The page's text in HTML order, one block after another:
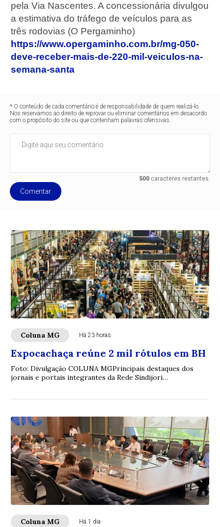
pela Via Nascentes. A concessionária divulgou
a estimativa do tráfego de veículos para as
três rodovias (O Pergaminho)
https://www.opergaminho.com.br/mg-050-
deve-receber-mais-de-220-mil-veiculos-na-
semana-santa
* O conteúdo de cada comentário é de responsabilidade de quem realizá-lo.
Nos reservamos ao direito de reprovar ou eliminar comentários em desacordo
com o propósito do site ou que contenham palavras ofensivas.
500caracteres restantes.
Comentar
Coluna MG Há 23 horas
Expocachaça reúne 2 mil rótulos em BH
Foto: Divulgação COLUNA MGPrincipais destaques dos
jornais e portais integrantes da Rede Sindijori
Coluna MG Há 1 dia